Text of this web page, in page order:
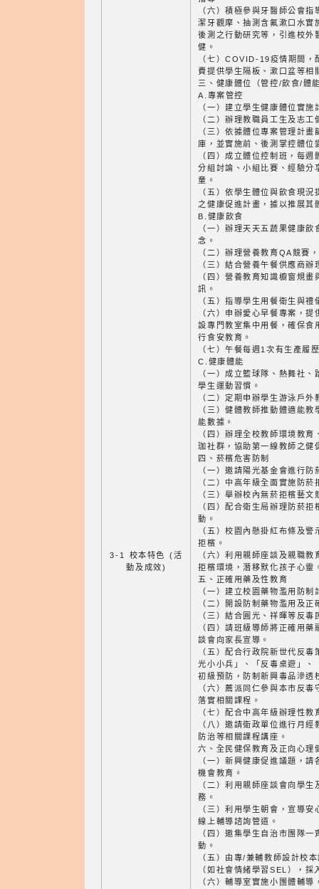
3-1 校本特色 (活
動及成效)
（六）積極參與牙醫師公會
潔牙觀摩、抽測含氟漱口水實
後測之行動研究等，引進校外
健。
（七）COVID-19疫情期間
費提供學生隔板、漱口盆等相
三、健康體位（管控/飲食/體
A.專案管控
（一）建立學生健康體位實施
（二）辦理教職員工生及志工
（三）依據體位專案管理計
庫，並實施前、後測掌控體位
（四）成立體位控制班，每
分組討論、小組比賽、經驗分
童。
（五）依學生體位與飲食現
之健康促進計畫，據以推展其
B.健康飲食
（一）辦理天天五蔬果健康
念。
（二）辦理營養教育QA競賽
（三）結合營養午餐供應商辦
（四）營養教育知識櫥窗規
訊。
（五）指導學生用餐衛生與禮
（六）申辦愛心早餐專案，
設專門教室集中用餐，確保食
行食安教育。
（七）午餐每週1次有生產履
C.健康體能
（一）成立籃球隊、熱舞社
學生運動習慣。
（二）定期申辦學生游泳戶
（三）健體教師推動體適能
能數據。
（四）辦理全校教師環境教
珈社群，協助第一線教師之健
四、菸檳危害防制
（一）邀請陽光基金會進行防
（二）中高年級全面實施防菸
（三）舉辦校內無菸拒檳藝文
（四）配合衛生局辦理防菸
動。
（五）校園內懸掛紅布條及
拒檳。
（六）利用親師座談及親職
拒檳環境，潛移默化孩子心靈
五、正確用藥及性教育
（一）建立校園藥物濫用防制
（二）開設防制藥物濫用及
（三）結合圓光、祥暉等反
（四）請班級導師將正確用
談會向家長宣導。
（五）配合行政院新世代反
光小小兵」、「反毒桌遊」、
初級預防，防制新興毒品滲透
（六）薦派同仁參與本市反
落實相關課程。
（七）配合中高年級辦理性教
（八）邀請衛政單位進行月
防治等相關課程講座。
六、全民健保教育及正向心理
（一）新興健康促進議題，
機會教育。
（二）利用親師座談會向學
務。
（三）利用學生朝會，宣導
線上輔導諮詢管道。
（四）邀集學生自治市團隊
動。
（五）由專/兼輔教師設計校
（如社會情緒學習SEL），
（六）輔導室實施小團體輔